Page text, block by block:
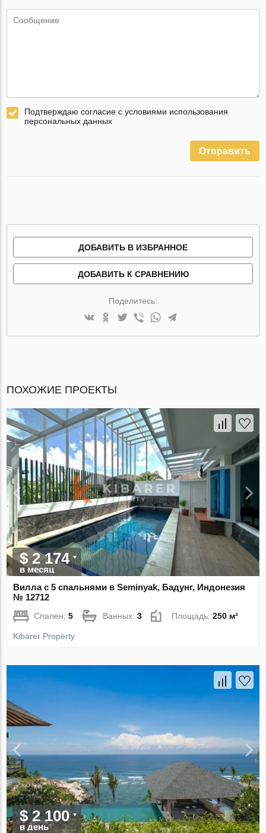
Подтверждаю согласие с условиями использования
персональных данных
Отправить
ДОБАВИТЬ В ИЗБРАННОЕ
ДОБАВИТЬ К СРАВНЕНИЮ
Поделитесь:
ПОХОЖИЕ ПРОЕКТЫ
$ 2 174
в месяц
Вилла с 5 спальнями в Seminyak, Бадунг, Индонезия
№ 12712
Спален:5 Ванных:3 Площадь:250 м²
Kibarer Property
$ 2 100
в день